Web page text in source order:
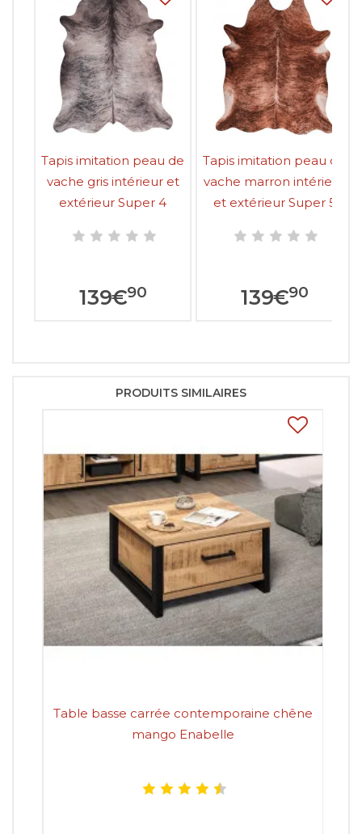
Tapis imitation peau de
vache gris intérieur et
extérieur Super 4
139€90
Tapis imitation peau de
vache marron intérieur
et extérieur Super 5
139€90
PRODUITS SIMILAIRES
Table basse carrée contemporaine chêne
mango Enabelle